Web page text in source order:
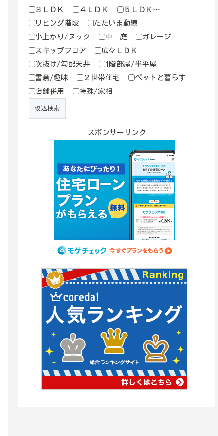
３ＬＤＫ ４ＬＤＫ
５ＬＤＫ～
リビング階段
ただいま動線
小上がり/ヌック
中 庭
ガレージ
スキップフロア
広々ＬＤＫ
吹抜け/勾配天井
1階部屋/半平屋
書斎/趣味
２世帯住宅
ペットと暮らす
店舗併用
特殊/家相
スポンサーリンク